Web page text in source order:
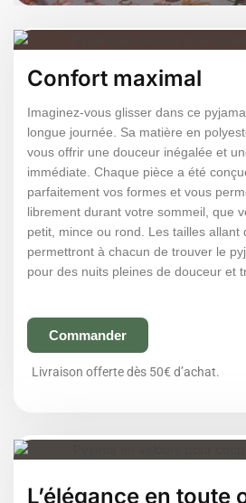
Confort maximal
Imaginez-vous glisser dans ce
longue journée. Sa matière en
vous offrir une douceur inégalée et
immédiate. Chaque pièce a été
parfaitement vos formes et vous
librement durant votre sommeil, que
petit, mince ou rond. Les tailles allant
permettront à chacun de trouver le
pour des nuits pleines de douceur et
Commander
Livraison offerte dès 50€ d’achat.
L’élégance en toute